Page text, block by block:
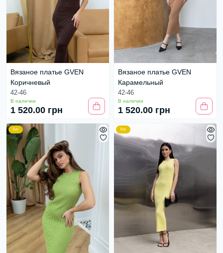
Вязаное платье GVEN
Коричневый
42-46
В наличии
1 520.00 грн
Вязаное платье GVEN
Карамельный
42-46
В наличии
1 520.00 грн
Хит Хит